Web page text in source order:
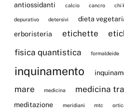
antiossidanti calcio cancro chi
depurativo detersivi dieta
erboristeria etichette
fisica quantistica
formaldeide
inquinamento
mare medicina medicina
meditazione meridiani mtc